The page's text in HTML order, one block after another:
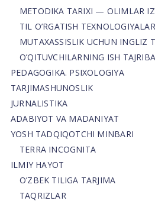
METODIKA TARIXI — OLIMLAR
TIL O’RGATISH
MUTAXASSISLIK UCHUN INGLIZ
O’QITUVCHILARNING ISH
PEDAGOGIKA. PSIXOLOGIYA
TARJIMASHUNOSLIK
JURNALISTIKA
ADABIYOT VA MADANIYAT
YOSH TADQIQOTCHI MINBARI
TERRA INCOGNITA
ILMIY HAYOT
O’ZBEK TILIGA TARJIMA
TAQRIZLAR